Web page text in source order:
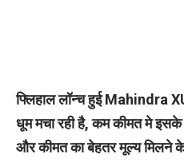
फ्लिहाल लॉन्च हुई Mahindra
धूम मचा रही है, कम कीमत मे इसके
और कीमत का बेहतर मूल्य मिलने